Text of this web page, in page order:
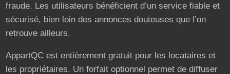
fraude. Les utilisateurs bénéficient d’un service fiable et
sécurisé, bien loin des annonces douteuses que l’on
retrouve ailleurs.
AppartQC est entièrement gratuit pour les locataires et
les propriétaires. Un forfait optionnel permet de diffuser